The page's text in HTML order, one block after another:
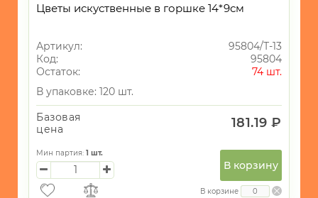
Цветы искуственные в горшке 14*9см
Артикул:
95804/Т-13
Код:
95804
Остаток:
74 шт.
В упаковке: 120 шт.
Базовая
цена
181.19 ₽
Мин партия: 1 шт.
В корзину
В корзине